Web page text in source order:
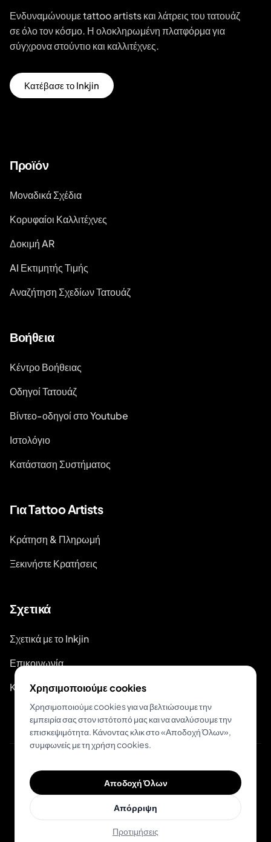
Ενδυναμώνουμε tattoo artists και λάτρεις του τατουάζ
σε όλο τον κόσμο. Η ολοκληρωμένη πλατφόρμα για
σύγχρονα στούντιο και καλλιτέχνες.
Κατέβασε το Inkjin
Προϊόν
Μοναδικά Σχέδια
Κορυφαίοι Καλλιτέχνες
Δοκιμή AR
AI Εκτιμητής Τιμής
Αναζήτηση Σχεδίων Τατουάζ
Βοήθεια
Κέντρο Βοήθειας
Οδηγοί Τατουάζ
Βίντεο-οδηγοί στο Youtube
Ιστολόγιο
Κατάσταση Συστήματος
Για Tattoo Artists
Κράτηση & Πληρωμή
Ξεκινήστε Κρατήσεις
Σχετικά
Σχετικά με το Inkjin
Επικοινωνία
Κιτ Επωνυμίας
Πολιτική ΑπορρήτουΌροι Χρήσης
Χρησιμοποιούμε cookies
Χρησιμοποιούμε cookies για να βελτιώσουμε την
εμπειρία σας στον ιστότοπό μας και να αναλύσουμε την
επισκεψιμότητα. Κάνοντας κλικ στο «Αποδοχή Όλων»,
συμφωνείς με τη χρήση cookies.
Αποδοχή Όλων
Απόρριψη
Προτιμήσεις